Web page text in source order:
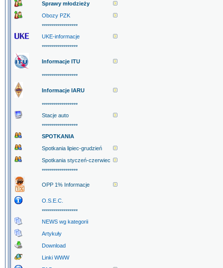
Sprawy młodzieży
Obozy PZK
******************
UKE-informacje
******************
Informacje ITU
******************
Informacje IARU
******************
Stacje auto
******************
SPOTKANIA
Spotkania lipiec-grudzień
Spotkania styczeń-czerwiec
******************
OPP 1% Informacje
O.S.E.C.
******************
NEWS wg kategorii
Artykuły
Download
Linki WWW